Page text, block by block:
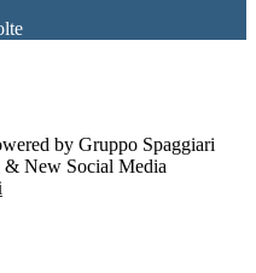
by Gruppo Spaggiari
& New Social Media